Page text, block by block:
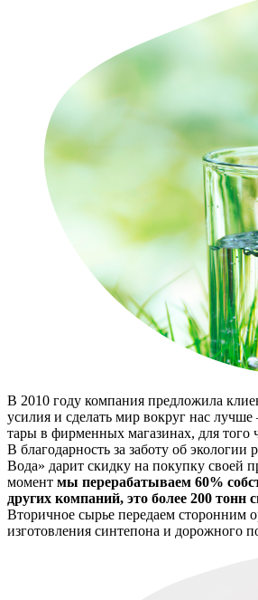
В 2010 году компания предложила
усилия и сделать мир вокруг нас
тары в фирменных магазинах, для того
В благодарность за заботу об экологии
Вода» дарит скидку на покупку своей
момент мы перерабатываем 60%
других компаний, это более 200 тонн
Вторичное сырье передаем сторонним
изготовления синтепона и дорожного